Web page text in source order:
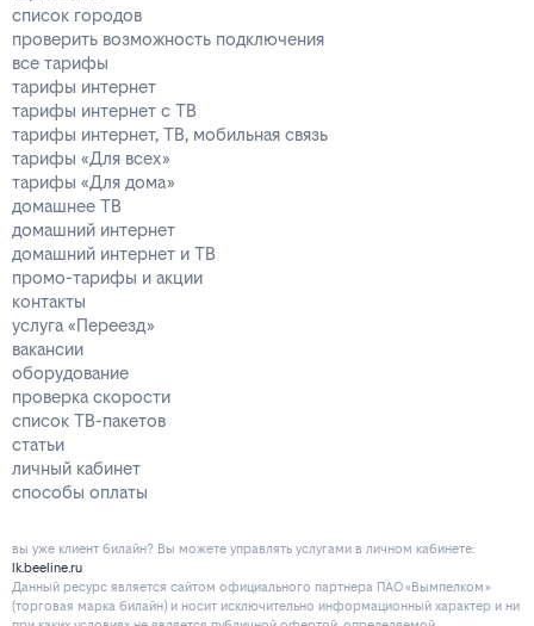
список городов
проверить возможность подключения
все тарифы
тарифы интернет
тарифы интернет с ТВ
тарифы интернет, ТВ, мобильная связь
тарифы «Для всех»
тарифы «Для дома»
домашнее ТВ
домашний интернет
домашний интернет и ТВ
промо-тарифы и акции
контакты
услуга «Переезд»
вакансии
оборудование
проверка скорости
список ТВ-пакетов
статьи
личный кабинет
способы оплаты
вы уже клиент билайн? Вы можете управлять услугами в личнoм кaбинeтe:
lk.beeline.ru
Данный ресурс является сайтом официального партнера ПАО «Вымпелком»
(торговая марка билайн) и носит исключительно информационный характер и ни